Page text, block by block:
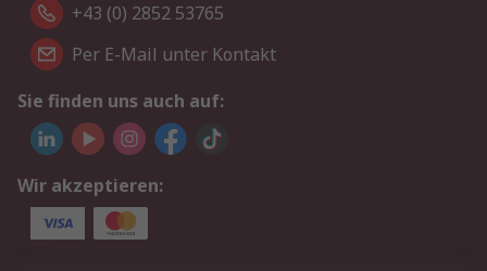
+43 (0) 2852 53765
Per E-Mail unter Kontakt
Sie finden uns auch auf:
Wir akzeptieren: